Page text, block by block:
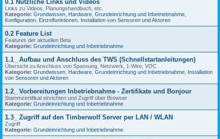
0.1 Nützliche Links und Videos
Links zu Videos, Planungshandbuch, etc.
Kategorie: Grundwissen Hardware Grundeinrichtung und Inbetriebnahme
Konfiguration Einzelfunktionen Installation von Sensoren und Aktoren
0.2 Feature List
Features der aktuellen Beta
Kategorie: Grundeinrichtung und Inbetriebnahme
1.1_ Aufbau und Anschluss des TWS (Schnellstartanleitungen)
Übersicht zu Anschluss von Spannung, Netzwerk, 1-Wire, VOC
Kategorie: Grundwissen Hardware Grundeinrichtung und Inbetriebnahme Installation
von Sensoren und Aktoren
1.2_ Vorbereitungen Inbetriebnahme - Zertifikate und Bonjour
Stammzertifikat einrichten und Zugriff über Browser
Kategorie: Grundeinrichtung und Inbetriebnahme
1.3_ Zugriff auf den Timberwolf Server per LAN / WLAN
Zugriff
Kategorie: Grundeinrichtung und Inbetriebnahme